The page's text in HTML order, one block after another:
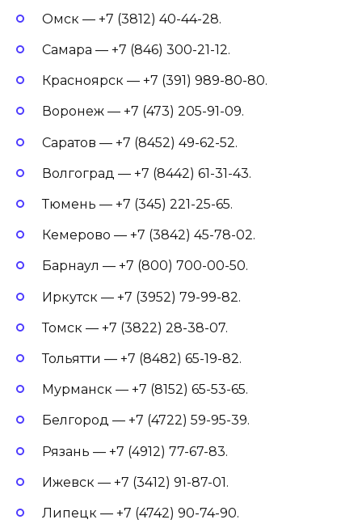
Омск — +7 (3812) 40-44-28.
Самара — +7 (846) 300-21-12.
Красноярск — +7 (391) 989-80-80.
Воронеж — +7 (473) 205-91-09.
Саратов — +7 (8452) 49-62-52.
Волгоград — +7 (8442) 61-31-43.
Тюмень — +7 (345) 221-25-65.
Кемерово — +7 (3842) 45-78-02.
Барнаул — +7 (800) 700-00-50.
Иркутск — +7 (3952) 79-99-82.
Томск — +7 (3822) 28-38-07.
Тольятти — +7 (8482) 65-19-82.
Мурманск — +7 (8152) 65-53-65.
Белгород — +7 (4722) 59-95-39.
Рязань — +7 (4912) 77-67-83.
Ижевск — +7 (3412) 91-87-01.
Липецк — +7 (4742) 90-74-90.